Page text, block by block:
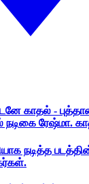
காதல் -
நடிகை ரேஷ்மா.
நடித்த